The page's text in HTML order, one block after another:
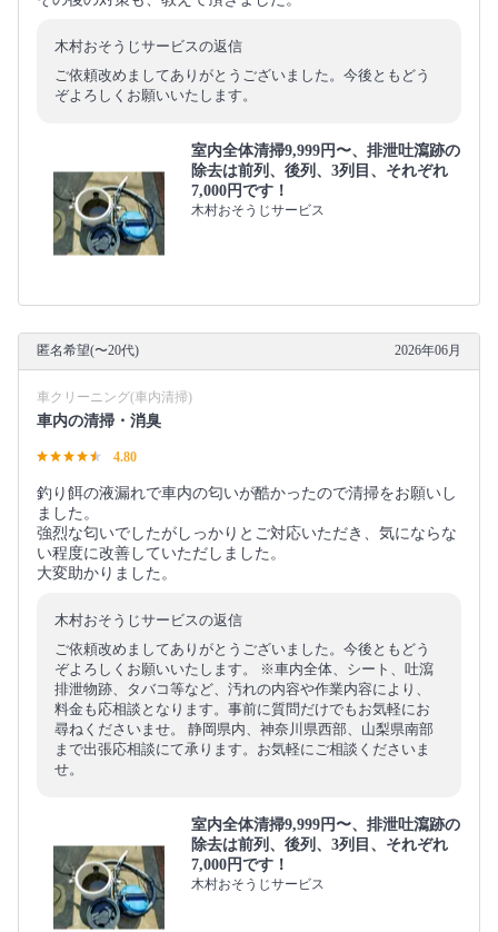
木村おそうじサービスの返信
ご依頼改めましてありがとうございました。今後ともどう
ぞよろしくお願いいたします。
室内全体清掃9,999円〜、排泄吐瀉跡の
除去は前列、後列、3列目、それぞれ
7,000円です！
木村おそうじサービス
匿名希望(〜20代) 2026年06月
車クリーニング(車内清掃)
車内の清掃・消臭
4.80
釣り餌の液漏れで車内の匂いが酷かったので清掃をお願いし
ました。
強烈な匂いでしたがしっかりとご対応いただき、気にならな
い程度に改善していただしました。
大変助かりました。
木村おそうじサービスの返信
ご依頼改めましてありがとうございました。今後ともどう
ぞよろしくお願いいたします。 ※車内全体、シート、吐瀉
排泄物跡、タバコ等など、汚れの内容や作業内容により、
料金も応相談となります。事前に質問だけでもお気軽にお
尋ねくださいませ。 静岡県内、神奈川県西部、山梨県南部
まで出張応相談にて承ります。お気軽にご相談くださいま
せ。
室内全体清掃9,999円〜、排泄吐瀉跡の
除去は前列、後列、3列目、それぞれ
7,000円です！
木村おそうじサービス